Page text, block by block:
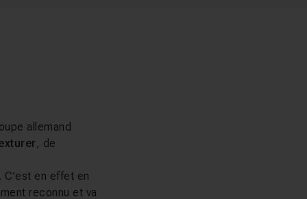
allemand
, de
en effet en
reconnu et va